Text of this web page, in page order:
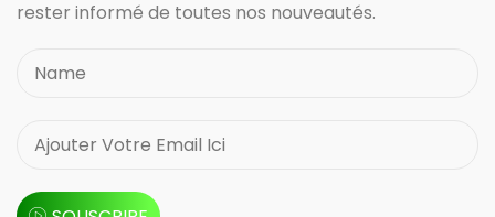
rester informé de toutes nos nouveautés.